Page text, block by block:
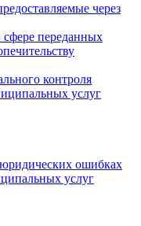
через
сфере переданных
контроля
услуг
ошибках
услуг